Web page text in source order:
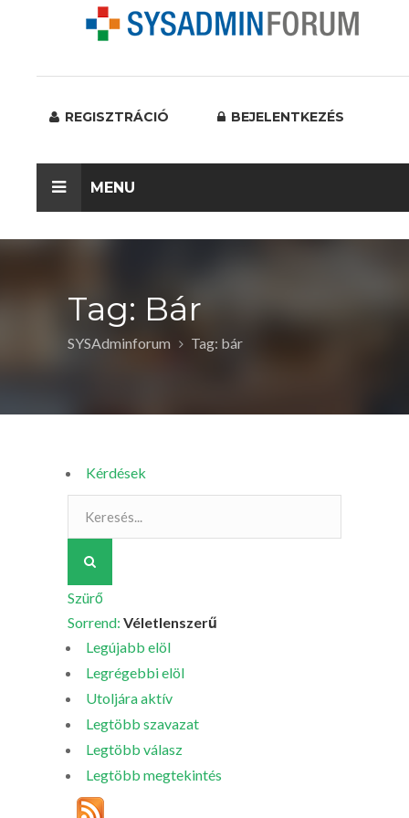
REGISZTRÁCIÓ BEJELENTKEZÉS
MENU
Tag: Bár
SYSAdminforum Tag: bár
Kérdések
Szürő
Sorrend: Véletlenszerű
Legújabb elöl
Legrégebbi elöl
Utoljára aktív
Legtöbb szavazat
Legtöbb válasz
Legtöbb megtekintés